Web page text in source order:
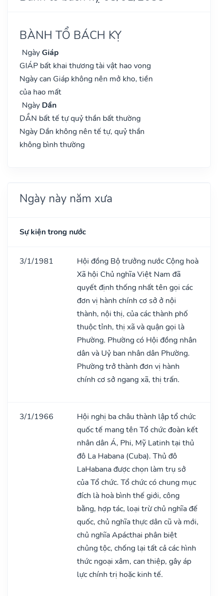
BÀNH TỔ BÁCH KỴ
NgàyGiáp
GIÁP bất khai thương tài vật hao vong
Ngày can Giáp không nên mở kho, tiền
của hao mất
Ngày Dần
DẦN bất tế tự quỷ thần bất thường
Ngày Dần không nên tế tự, quỷ thần
không bình thường
Ngày này năm xưa
Sự kiện trong nước
3/1/1981
Hội đồng Bộ trưởng nước Cộng hoà
Xã hội Chủ nghĩa Việt Nam đã
quyết định thống nhất tên gọi các
đơn vị hành chính cơ sở ở nội
thành, nội thị, của các thành phố
thuộc tỉnh, thị xã và quận gọi là
Phường. Phường có Hội đồng nhân
dân và Uỷ ban nhân dân Phường.
Phường trở thành đơn vị hành
chính cơ sở ngang xã, thị trấn.
3/1/1966
Hội nghị ba châu thành lập tổ chức
quốc tế mang tên Tổ chức đoàn kết
nhân dân Á, Phi, Mỹ Latinh tại thủ
đô La Habana (Cuba). Thủ đô
LaHabana được chọn làm trụ sở
của Tổ chức. Tổ chức có chung mục
đích là hoà bình thế giới, công
bằng, hợp tác, loại trừ chủ nghĩa đế
quốc, chủ nghĩa thực dân cũ và mới,
chủ nghĩa Apácthai phân biệt
chủng tộc, chống lại tất cả các hình
thức ngoại xâm, can thiệp, gây áp
lực chính trị hoặc kinh tế.